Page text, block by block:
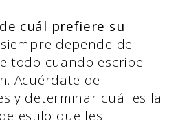
cuál prefiere su
depende de
todo cuando escribe
Acuérdate de
y determinar cuál es la
estilo que les